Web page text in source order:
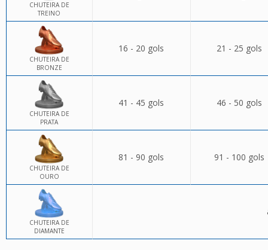
CHUTEIRA DE
TREINO
CHUTEIRA DE
BRONZE
16 - 20 gols 21 - 25 gols
CHUTEIRA DE
PRATA
41 - 45 gols 46 - 50 gols
CHUTEIRA DE
OURO
81 - 90 gols 91 - 100 gols
CHUTEIRA DE
DIAMANTE